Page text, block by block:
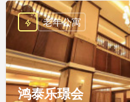
鸿泰乐璟会
老年公寓